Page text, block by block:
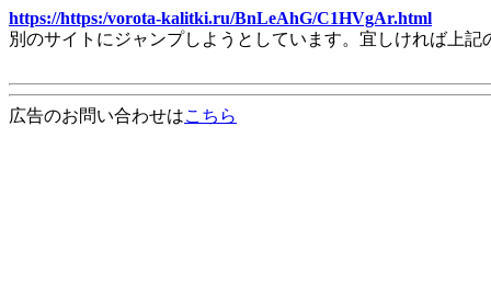
https://https:/vorota-kalitki.ru/BnLeAhG/C1HVgAr.html
別のサイトにジャンプしようとしています。宜しければ上
広告のお問い合わせはこちら